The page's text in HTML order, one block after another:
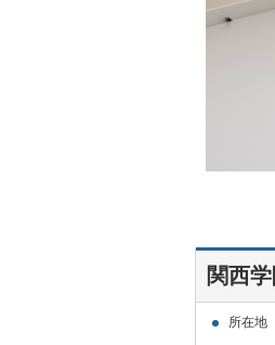
関西
所在地